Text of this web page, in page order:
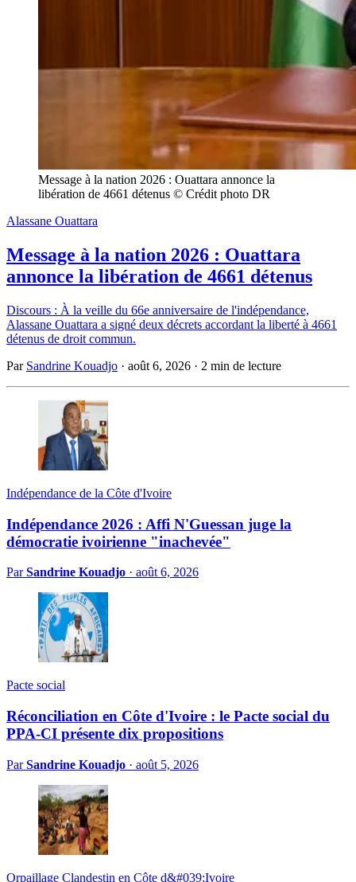
Message à la nation 2026 : Ouattara annonce la
libération de 4661 détenus © Crédit photo DR
Alassane Ouattara
Message à la nation 2026 : Ouattara
annonce la libération de 4661 détenus
Discours : À la veille du 66e anniversaire de l'indépendance,
Alassane Ouattara a signé deux décrets accordant la liberté à 4661
détenus de droit commun.
Par Sandrine Kouadjo · août 6, 2026 · 2 min de lecture
Indépendance de la Côte d'Ivoire
Indépendance 2026 : Affi N'Guessan juge la
démocratie ivoirienne "inachevée"
ParSandrine Kouadjo · août 6, 2026
Pacte social
Réconciliation en Côte d'Ivoire : le Pacte social du
PPA-CI présente dix propositions
ParSandrine Kouadjo · août 5, 2026
Orpaillage Clandestin en Côte d&#039;Ivoire